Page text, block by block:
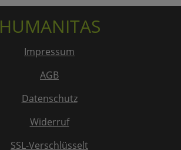
HUMANITAS
Impressum
AGB
Datenschutz
Widerruf
SSL-Verschlüsselt